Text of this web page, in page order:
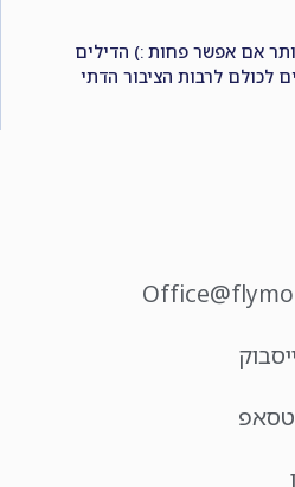
אם אפשר פחות :) הדילים
לכולם לרבות הציבור הדתי